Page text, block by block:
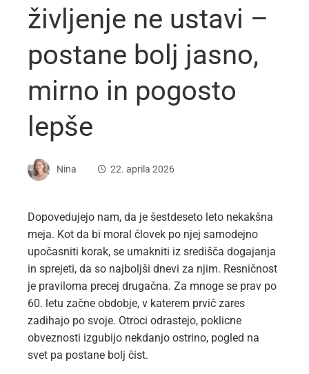
življenje ne ustavi –
postane bolj jasno,
mirno in pogosto
lepše
Nina 22. aprila 2026
Dopovedujejo nam, da je šestdeseto leto nekakšna
meja. Kot da bi moral človek po njej samodejno
upočasniti korak, se umakniti iz središča dogajanja
in sprejeti, da so najboljši dnevi za njim. Resničnost
je praviloma precej drugačna. Za mnoge se prav po
60. letu začne obdobje, v katerem prvič zares
zadihajo po svoje. Otroci odrastejo, poklicne
obveznosti izgubijo nekdanjo ostrino, pogled na
svet pa postane bolj čist.